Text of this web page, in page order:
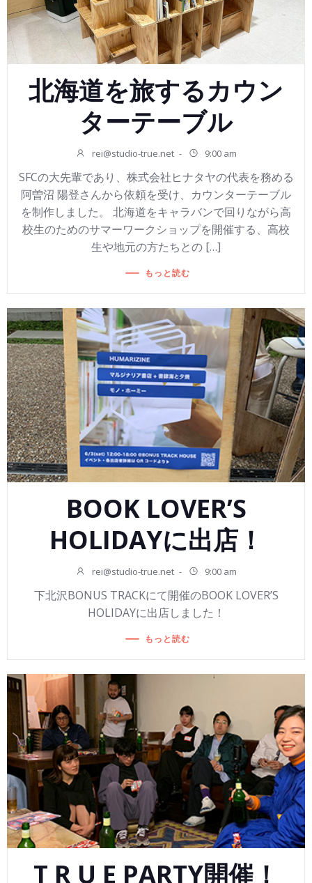
北海道を旅するカウン
ターテーブル
rei@studio-true.net - 9:00 am
SFCの大先輩であり、株式会社ヒナタヤの代表を務める
阿曽沼 陽登さんから依頼を受け、カウンターテーブル
を制作しました。 北海道をキャラバンで回りながら高
校生のためのサマーワークショップを開催する、高校
生や地元の方たちとの […]
もっと読む
BOOK LOVER’S
HOLIDAYに出店！
rei@studio-true.net - 9:00 am
下北沢BONUS TRACKにて開催のBOOK LOVER’S
HOLIDAYに出店しました！
もっと読む
T R U E PARTY開催！